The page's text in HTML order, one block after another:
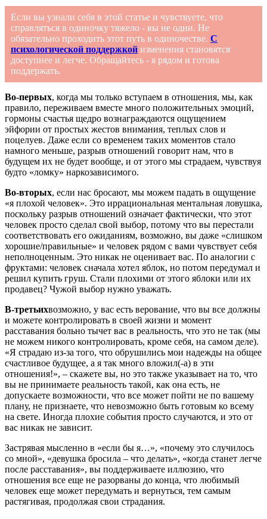
Если вы узнали себя в этой статье и чувствуете, что
справляться в одиночку тяжело - вы не одни. Не
обязательно проходить этот путь в одиночестве. С
психологической поддержкой изменения становятся
доступнее и легче. Обращайтесь - я рядом и готова
поддержать.
Во-первых, когда мы только вступаем в отношения, мы, как
правило, переживаем вместе много положительных эмоций,
гормоны счастья щедро вознаграждаются ощущением
эйфории от простых жестов внимания, теплых слов и
поцелуев. Даже если со временем таких моментов стало
намного меньше, разрыв отношений говорит нам, что в
будущем их не будет вообще, и от этого мы страдаем, чувствуя
будто «ломку» наркозависимого.
Во-вторых, если нас бросают, мы можем падать в ощущение
«я плохой человек». Это иррациональная ментальная ловушка,
поскольку разрыв отношений означает фактически, что этот
человек просто сделал свой выбор, потому что вы перестали
соответствовать его ожиданиям, возможно, вы даже «слишком
хорошие/правильные» и человек рядом с вами чувствует себя
неполноценным. Это никак не оценивает вас. По аналогии с
фруктами: человек сначала хотел яблок, но потом передумал и
решил купить груш. Стали плохими от этого яблоки или их
продавец? Чужой выбор нужно уважать.
В-третьихвозможно, у вас есть верование, что вы все должны
и можете контролировать в своей жизни и момент
расставания больно тычет вас в реальность, что это не так (мы
не можем никого контролировать, кроме себя, на самом деле).
«Я страдаю из-за того, что обрушились мои надежды на общее
счастливое будущее, а я так много вложил(-а) в эти
отношения!», – скажете вы, но это также указывает на то, что
вы не принимаете реальность такой, как она есть, не
допускаете возможности, что все может пойти не по вашему
плану, не признаете, что невозможно быть готовым ко всему
на свете. Иногда плохие события просто случаются, и это от
вас никак не зависит.
Застрявая мысленно в «если бы я…», «почему это случилось
со мной», «девушка бросила – что делать», «когда станет легче
после расставания», вы поддерживаете иллюзию, что
отношения все еще не разорваны до конца, что любимый
человек еще может передумать и вернуться, тем самым
растягивая, продолжая свои страдания.